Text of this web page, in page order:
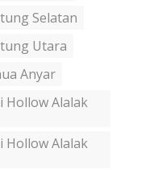
Selatan
Utara
Anyar
Hollow Alalak
Hollow Alalak